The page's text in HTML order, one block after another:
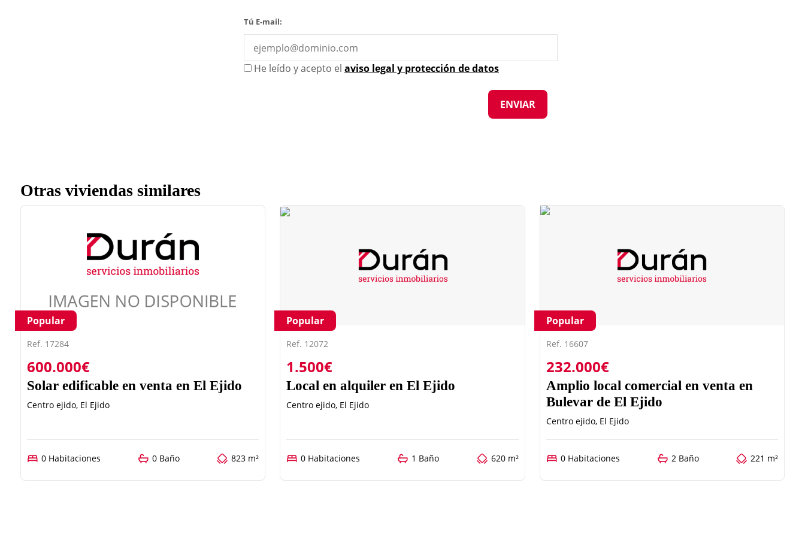
Tú E-mail:
He leído y acepto el aviso legal y protección de datos
Otras viviendas similares
Popular
Ref. 17284
600.000€
Solar edificable en venta en El Ejido
Centro ejido, El Ejido
0 Habitaciones 0 Baño 823 m²
Popular
Ref. 12072
1.500€
Local en alquiler en El Ejido
Centro ejido, El Ejido
0 Habitaciones 1 Baño 620 m²
Popular
Ref. 16607
232.000€
Amplio local comercial en venta en
Bulevar de El Ejido
Centro ejido, El Ejido
0 Habitaciones 2 Baño 221 m²